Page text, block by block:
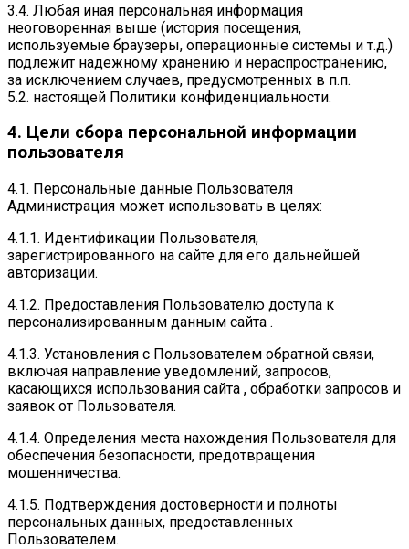
3.4. Любая иная персональная информация
неоговоренная выше (история посещения,
используемые браузеры, операционные системы и т.д.)
подлежит надежному хранению и нераспространению,
за исключением случаев, предусмотренных в п.п.
5.2. настоящей Политики конфиденциальности.
4. Цели сбора персональной информации
пользователя
4.1. Персональные данные Пользователя
Администрация может использовать в целях:
4.1.1. Идентификации Пользователя,
зарегистрированного на сайте для его дальнейшей
авторизации.
4.1.2. Предоставления Пользователю доступа к
персонализированным данным сайта .
4.1.3. Установления с Пользователем обратной связи,
включая направление уведомлений, запросов,
касающихся использования сайта , обработки запросов и
заявок от Пользователя.
4.1.4. Определения места нахождения Пользователя для
обеспечения безопасности, предотвращения
мошенничества.
4.1.5. Подтверждения достоверности и полноты
персональных данных, предоставленных
Пользователем.